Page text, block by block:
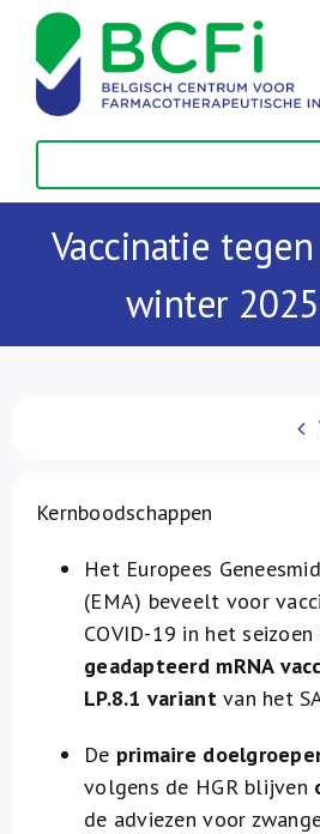
content
Nieuws
Vaccinatie
winter
Kernboodschappen
Het Europees
(EMA) beveelt voor
COVID-19 in het
geadapteerd mRNA
LP.8.1 variantvan het
De primaire
volgens de HGR blijven
de adviezen voor